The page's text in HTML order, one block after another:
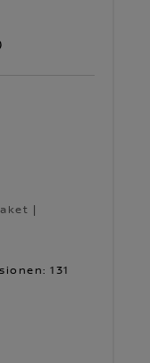
|
131